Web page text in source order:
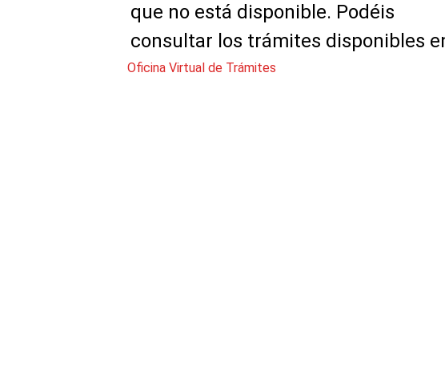
que no está disponible. Podéis
consultar los trámites disponibles
Oficina Virtual de Trámites